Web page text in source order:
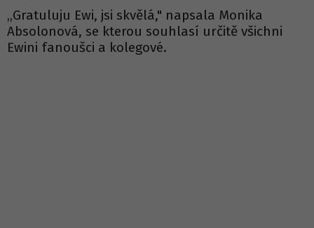
„Gratuluju Ewi, jsi skvělá," napsala Monika
Absolonová, se kterou souhlasí určitě všichni
Ewini fanoušci a kolegové.